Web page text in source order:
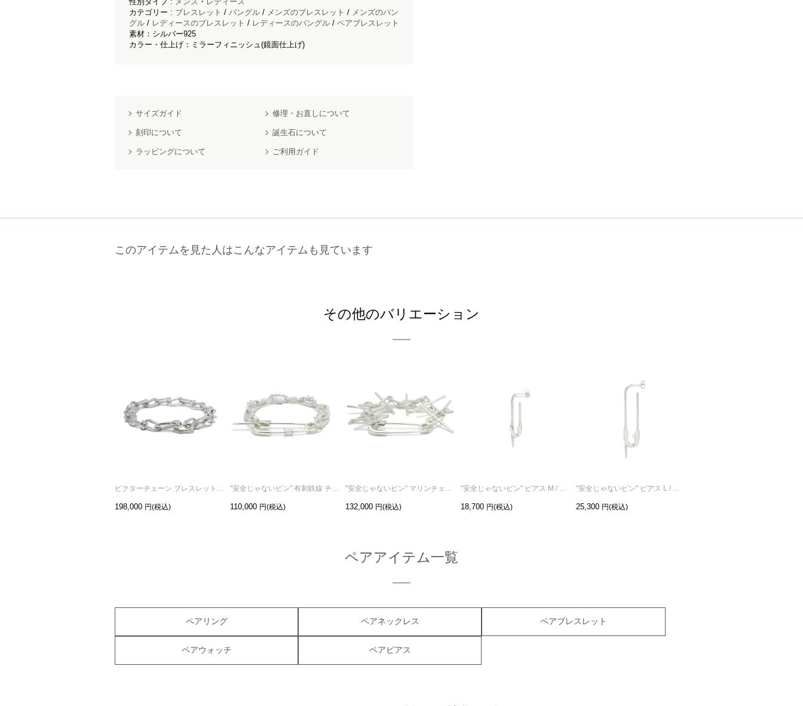
カテゴリー : ブレスレット / バングル / メンズのブレスレット / メンズのバン
グル / レディースのブレスレット / レディースのバングル / ペアブレスレット
素材：シルバー925
カラー・仕上げ：ミラーフィニッシュ(鏡面仕上げ)
サイズガイド 修理・お直しについて
刻印について 誕生石について
ラッピングについて ご利用ガイド
このアイテムを見た人はこんなアイテムも見ています
その他のバリエーション
ビクターチェーン ブレスレット M - シルバー
198,000
"安全じゃないピン" 有刺鉄線 チェーン ブレスレット L
110,000
"安全じゃないピン" マリンチェーン ブレスレット L
132,000
"安全じゃないピン" ピアス M / 片耳
18,700
"安全じゃないピン" ピアス L / 片耳
25,300
ペアアイテム一覧
ペアリング ペアネックレス ペアブレスレット
ペアウォッチ ペアピアス